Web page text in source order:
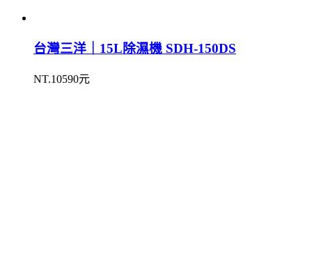
台灣三洋｜15L除濕機 SDH-150DS
NT.10590元